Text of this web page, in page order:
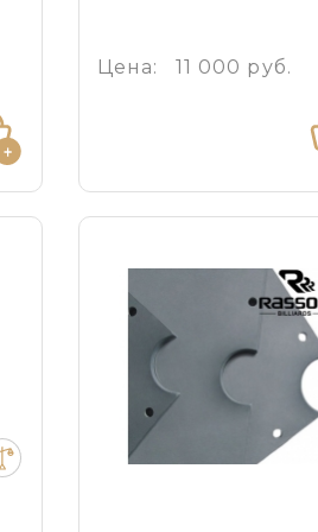
Цена: 11 000 руб.